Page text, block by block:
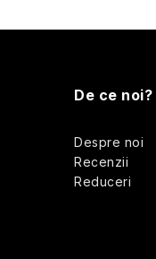
De ce noi?
Despre noi
Recenzii
Reduceri